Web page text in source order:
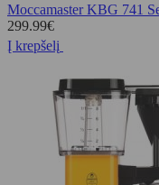
Moccamaster KBG 741
299.99€
Į krepšelį